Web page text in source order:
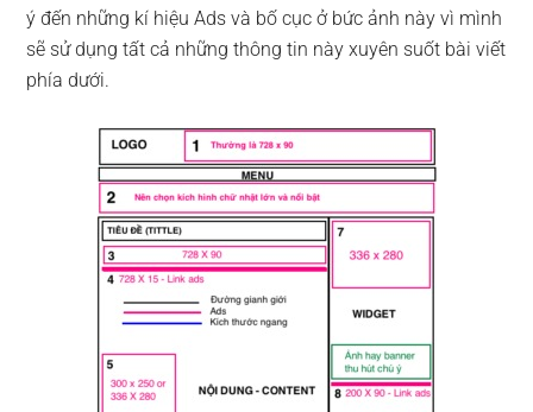
ý đến những kí hiệu Ads và bố cục ở bức ảnh này vì mình
sẽ sử dụng tất cả những thông tin này xuyên suốt bài viết
phía dưới.